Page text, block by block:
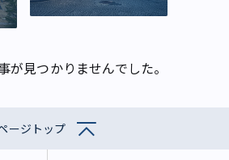
が見つかりませんでした。
ージトップ